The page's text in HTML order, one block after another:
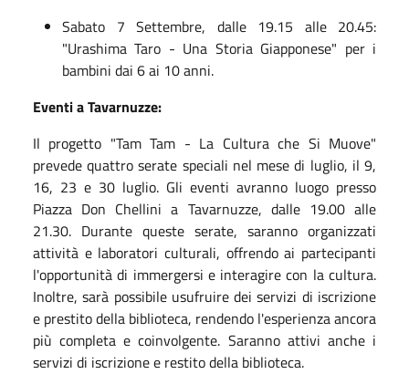
Sabato 7 Settembre, dalle 19.15 alle 20.45:
"Urashima Taro - Una Storia Giapponese" per i
bambini dai 6 ai 10 anni.
Eventi a Tavarnuzze:
Il progetto "Tam Tam - La Cultura che Si Muove"
prevede quattro serate speciali nel mese di luglio, il 9,
16, 23 e 30 luglio. Gli eventi avranno luogo presso
Piazza Don Chellini a Tavarnuzze, dalle 19.00 alle
21.30. Durante queste serate, saranno organizzati
attività e laboratori culturali, offrendo ai partecipanti
l'opportunità di immergersi e interagire con la cultura.
Inoltre, sarà possibile usufruire dei servizi di iscrizione
e prestito della biblioteca, rendendo l'esperienza ancora
più completa e coinvolgente. Saranno attivi anche i
servizi di iscrizione e restito della biblioteca.